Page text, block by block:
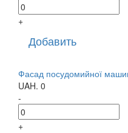
+
Добавить
Фасад посудомийної
UAH. 0
-
+